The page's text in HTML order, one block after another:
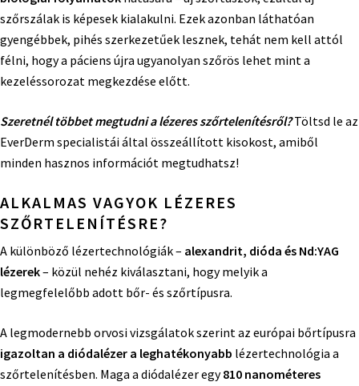
szőrszálak is képesek kialakulni. Ezek azonban láthatóan
gyengébbek, pihés szerkezetűek lesznek, tehát nem kell attól
félni, hogy a páciens újra ugyanolyan szőrös lehet mint a
kezeléssorozat megkezdése előtt.
Szeretnél többet megtudni a lézeres szőrtelenítésről?Töltsd le az
EverDerm specialistái által összeállított kisokost, amiből
minden hasznos információt megtudhatsz!
ALKALMAS VAGYOK LÉZERES
SZŐRTELENÍTÉSRE?
A különböző lézertechnológiák – alexandrit, dióda és Nd:YAG
lézerek– közül nehéz kiválasztani, hogy melyik a
legmegfelelőbb adott bőr- és szőrtípusra.
A legmodernebb orvosi vizsgálatok szerint az európai bőrtípusra
igazoltan a diódalézer a leghatékonyabb lézertechnológia a
szőrtelenítésben. Maga a diódalézer egy810 nanométeres